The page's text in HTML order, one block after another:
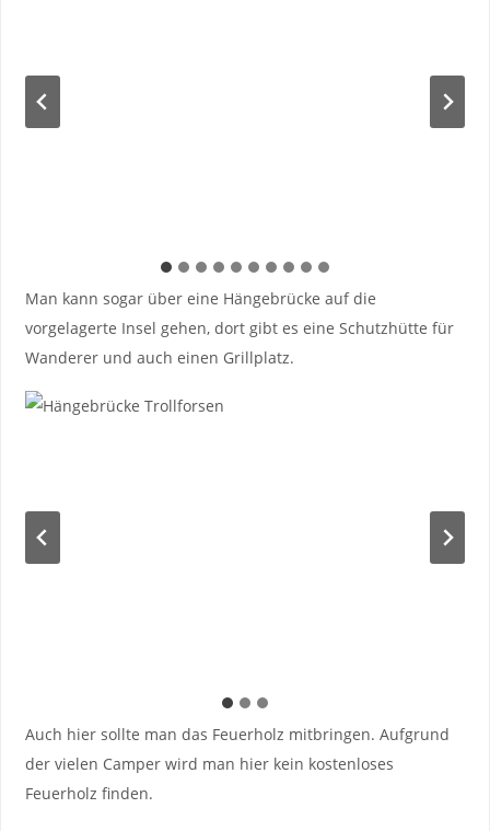
Man kann sogar über eine Hängebrücke auf die
vorgelagerte Insel gehen, dort gibt es eine Schutzhütte für
Wanderer und auch einen Grillplatz.
Auch hier sollte man das Feuerholz mitbringen. Aufgrund
der vielen Camper wird man hier kein kostenloses
Feuerholz finden.